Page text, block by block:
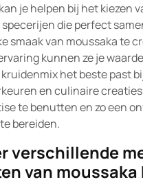
je helpen bij het kiezen
die perfect
smaak van moussaka te
kunnen ze je
het beste past
en culinaire
te benutten en zo een
bereiden.
verschillende
van